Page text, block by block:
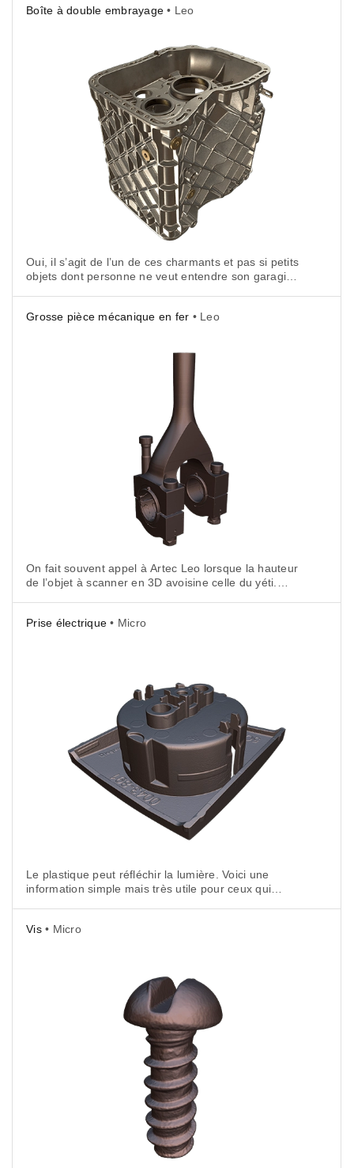
de personnes à travers le monde sous le nom Drain
Boîte à double embrayage • Leo
Oui, il s’agit de l’un de ces charmants et pas si petits
objets dont personne ne veut entendre son garagiste
le regard.
Grosse pièce mécanique en fer • Leo
On fait souvent appel à Artec Leo lorsque la hauteur
de l’objet à scanner en 3D avoisine celle du yéti.
Prise électrique • Micro
Le plastique peut réfléchir la lumière. Voici une
information simple mais très utile pour ceux qui
Vis• Micro